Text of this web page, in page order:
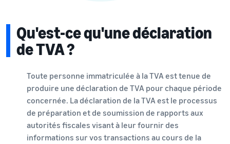
Qu'est-ce qu'une déclaration
de TVA ?
Toute personne immatriculée à la TVA est tenue de
produire une déclaration de TVA pour chaque période
concernée. La déclaration de la TVA est le processus
de préparation et de soumission de rapports aux
autorités fiscales visant à leur fournir des
informations sur vos transactions au cours de la